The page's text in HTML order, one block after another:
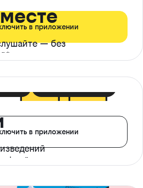
— без
в приложении
в приложении